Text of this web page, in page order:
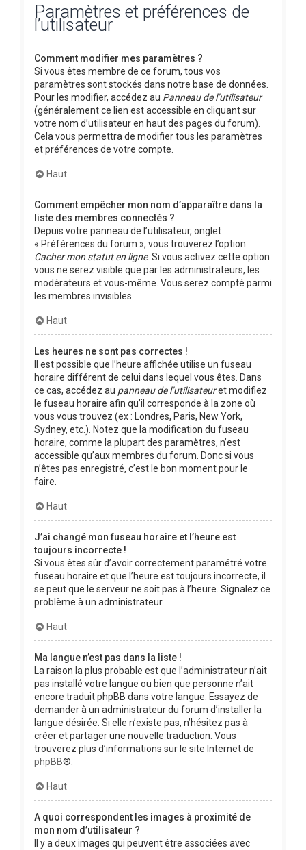
Paramètres et préférences de
l’utilisateur
Comment modifier mes paramètres ?
Si vous êtes membre de ce forum, tous vos
paramètres sont stockés dans notre base de données.
Pour les modifier, accédez au Panneau de l’utilisateur
(généralement ce lien est accessible en cliquant sur
votre nom d’utilisateur en haut des pages du forum).
Cela vous permettra de modifier tous les paramètres
et préférences de votre compte.
Haut
Comment empêcher mon nom d’apparaître dans la
liste des membres connectés ?
Depuis votre panneau de l’utilisateur, onglet
« Préférences du forum », vous trouverez l’option
Cacher mon statut en ligne. Si vous activez cette option
vous ne serez visible que par les administrateurs, les
modérateurs et vous-même. Vous serez compté parmi
les membres invisibles.
Haut
Les heures ne sont pas correctes !
Il est possible que l’heure affichée utilise un fuseau
horaire différent de celui dans lequel vous êtes. Dans
ce cas, accédez au panneau de l’utilisateuret modifiez
le fuseau horaire afin qu’il corresponde à la zone où
vous vous trouvez (ex : Londres, Paris, New York,
Sydney, etc.). Notez que la modification du fuseau
horaire, comme la plupart des paramètres, n’est
accessible qu’aux membres du forum. Donc si vous
n’êtes pas enregistré, c’est le bon moment pour le
faire.
Haut
J’ai changé mon fuseau horaire et l’heure est
toujours incorrecte !
Si vous êtes sûr d’avoir correctement paramétré votre
fuseau horaire et que l’heure est toujours incorrecte, il
se peut que le serveur ne soit pas à l’heure. Signalez ce
problème à un administrateur.
Haut
Ma langue n’est pas dans la liste !
La raison la plus probable est que l’administrateur n’ait
pas installé votre langue ou bien que personne n’ait
encore traduit phpBB dans votre langue. Essayez de
demander à un administrateur du forum d’installer la
langue désirée. Si elle n’existe pas, n’hésitez pas à
créer et partager une nouvelle traduction. Vous
trouverez plus d’informations sur le site Internet de
phpBB®.
Haut
A quoi correspondent les images à proximité de
mon nom d’utilisateur ?
Il y a deux images qui peuvent être associées avec